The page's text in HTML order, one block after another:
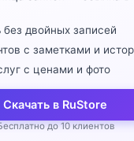
без двойных записей
с заметками и
с ценами и фото
Скачать в RuStore
до 10 клиентов